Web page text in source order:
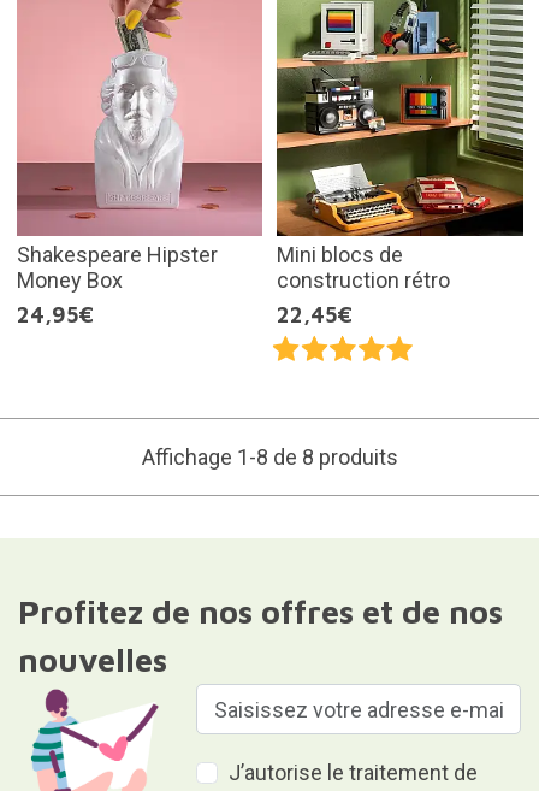
Shakespeare Hipster
Money Box
24,95€
Mini blocs de
construction rétro
22,45€
Affichage 1-8 de 8 produits
Profitez de nos offres et de nos
nouvelles
J’autorise le traitement de